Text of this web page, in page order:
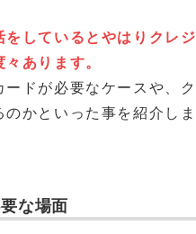
しているとやはりクレ
あります。
ドが必要なケースや、
かといった事を紹介しま
な場面